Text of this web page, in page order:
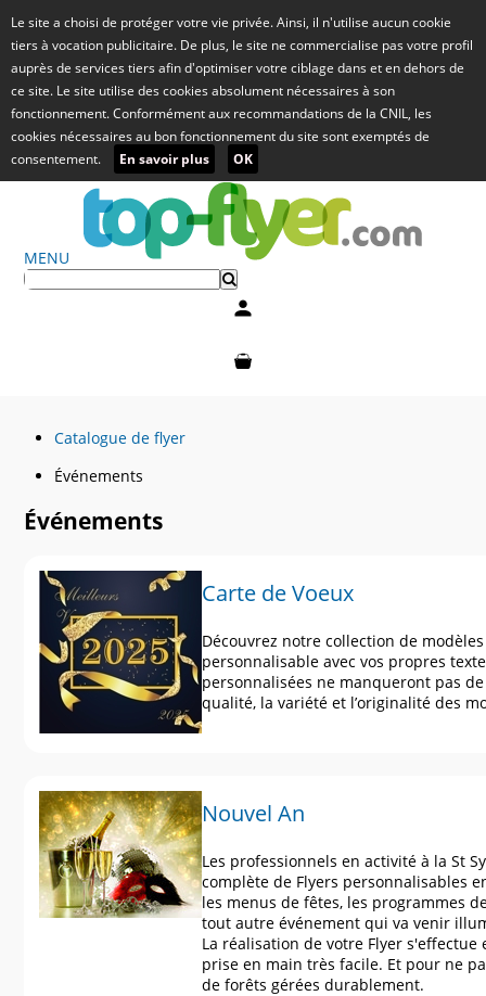
Le site a choisi de protéger votre vie privée. Ainsi, il n'utilise aucun cookie
tiers à vocation publicitaire. De plus, le site ne commercialise pas votre profil
auprès de services tiers afin d'optimiser votre ciblage dans et en dehors de
ce site. Le site utilise des cookies absolument nécessaires à son
fonctionnement. Conformément aux recommandations de la CNIL, les
cookies nécessaires au bon fonctionnement du site sont exemptés de
consentement.
En savoir plus OK
MENU
Catalogue de flyer
Événements
Événements
Carte de Voeux
Découvrez notre collection de
personnalisable avec vos propres
personnalisées ne manqueront pas
qualité, la variété et l’originalité des
Nouvel An
Les professionnels en activité à la St
complète de Flyers personnalisables
les menus de fêtes, les programmes
tout autre événement qui va venir
La réalisation de votre Flyer
prise en main très facile. Et pour ne
de forêts gérées durablement.